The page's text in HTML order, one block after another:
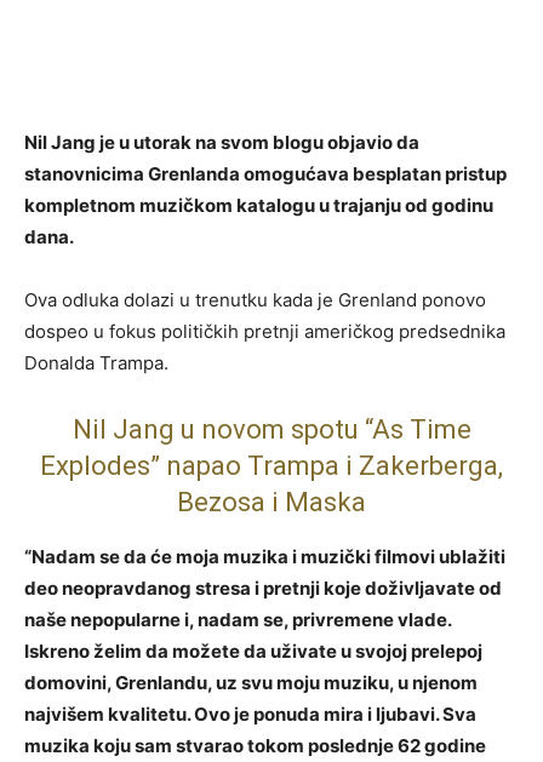
Nil Jang je u utorak na svom blogu objavio da
stanovnicima Grenlanda omogućava besplatan pristup
kompletnom muzičkom katalogu u trajanju od godinu
dana.
Ova odluka dolazi u trenutku kada je Grenland ponovo
dospeo u fokus političkih pretnji američkog predsednika
Donalda Trampa.
Nil Jang u novom spotu “As Time
Explodes” napao Trampa i Zakerberga,
Bezosa i Maska
“Nadam se da će moja muzika i muzički filmovi ublažiti
deo neopravdanog stresa i pretnji koje doživljavate od
naše nepopularne i, nadam se, privremene vlade.
Iskreno želim da možete da uživate u svojoj prelepoj
domovini, Grenlandu, uz svu moju muziku, u njenom
najvišem kvalitetu. Ovo je ponuda mira i ljubavi. Sva
muzika koju sam stvarao tokom poslednje 62 godine